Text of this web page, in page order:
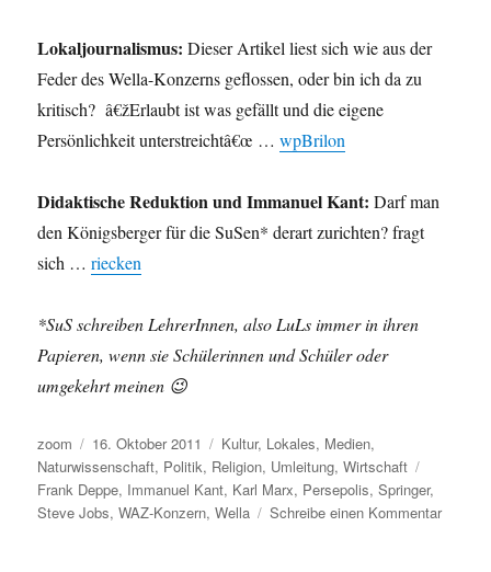
Lokaljournalismus: Dieser Artikel liest sich wie aus der
Feder des Wella-Konzerns geflossen, oder bin ich da zu
kritisch? â€žErlaubt ist was gefällt und die eigene
Persönlichkeit unterstreichtâ€œ …wpBrilon
Didaktische Reduktion und Immanuel Kant: Darf man
den Königsberger für die SuSen* derart zurichten? fragt
sich …riecken
*SuS schreiben LehrerInnen, also LuLs immer in ihren
Papieren, wenn sie Schülerinnen und Schüler oder
umgekehrt meinen 😉
Autor
zoom
Veröffentlicht
am
16. Oktober 2011 Kategorien
Kultur, Lokales, Medien,
Naturwissenschaft, Politik, Religion, Umleitung,Wirtschaft
Frank Deppe, Immanuel Kant, Karl Marx, Persepolis,Springer,
Steve Jobs,WAZ-Konzern,Wella Schreibe einen Kommentarzu